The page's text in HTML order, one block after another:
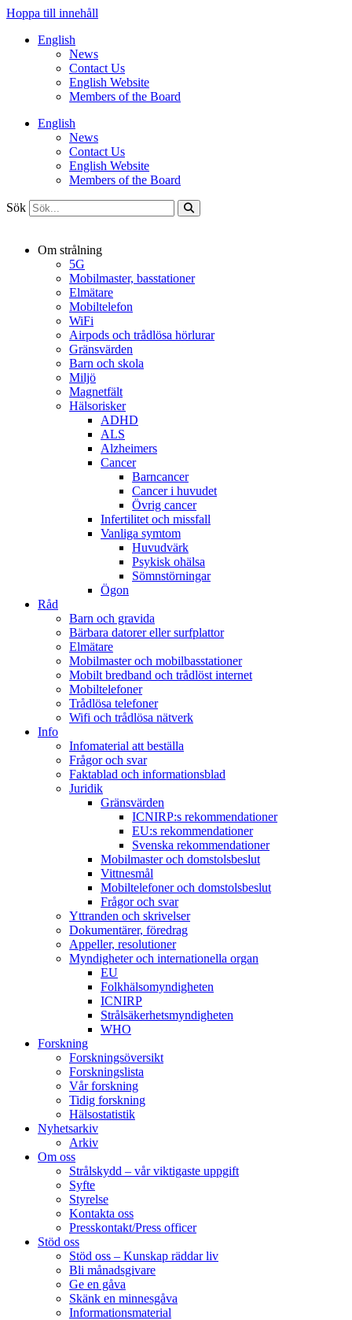
Hoppa till innehåll
English
News
Contact Us
English Website
Members of the Board
English
News
Contact Us
English Website
Members of the Board
Sök
Om strålning
5G
Mobilmaster, basstationer
Elmätare
Mobiltelefon
WiFi
Airpods och trådlösa hörlurar
Gränsvärden
Barn och skola
Miljö
Magnetfält
Hälsorisker
ADHD
ALS
Alzheimers
Cancer
Barncancer
Cancer i huvudet
Övrig cancer
Infertilitet och missfall
Vanliga symtom
Huvudvärk
Psykisk ohälsa
Sömnstörningar
Ögon
Råd
Barn och gravida
Bärbara datorer eller surfplattor
Elmätare
Mobilmaster och mobilbasstationer
Mobilt bredband och trådlöst internet
Mobiltelefoner
Trådlösa telefoner
Wifi och trådlösa nätverk
Info
Infomaterial att beställa
Frågor och svar
Faktablad och informationsblad
Juridik
Gränsvärden
ICNIRP:s rekommendationer
EU:s rekommendationer
Svenska rekommendationer
Mobilmaster och domstolsbeslut
Vittnesmål
Mobiltelefoner och domstolsbeslut
Frågor och svar
Yttranden och skrivelser
Dokumentärer, föredrag
Appeller, resolutioner
Myndigheter och internationella organ
EU
Folkhälsomyndigheten
ICNIRP
Strålsäkerhetsmyndigheten
WHO
Forskning
Forskningsöversikt
Forskningslista
Vår forskning
Tidig forskning
Hälsostatistik
Nyhetsarkiv
Arkiv
Om oss
Strålskydd – vår viktigaste uppgift
Syfte
Styrelse
Kontakta oss
Presskontakt/Press officer
Stöd oss
Stöd oss – Kunskap räddar liv
Bli månadsgivare
Ge en gåva
Skänk en minnesgåva
Informationsmaterial